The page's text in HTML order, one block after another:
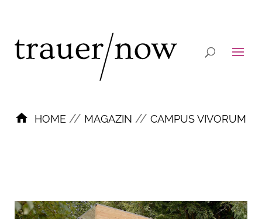
HOME // MAGAZIN // CAMPUS VIVORUM